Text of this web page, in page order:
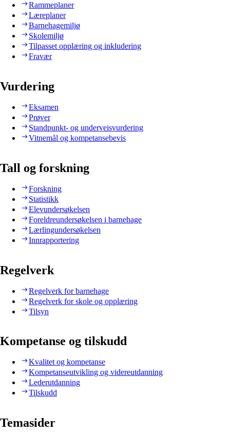
Rammeplaner
Læreplaner
Barnehagemiljø
Skolemiljø
Tilpasset opplæring og inkludering
Fravær
Vurdering
Eksamen
Prøver
Standpunkt- og underveisvurdering
Vitnemål og kompetansebevis
Tall og forskning
Forskning
Statistikk
Elevundersøkelsen
Foreldreundersøkelsen i barnehage
Lærlingundersøkelsen
Innrapportering
Regelverk
Regelverk for barnehage
Regelverk for skole og opplæring
Tilsyn
Kompetanse og tilskudd
Kvalitet og kompetanse
Kompetanseutvikling og videreutdanning
Lederutdanning
Tilskudd
Temasider